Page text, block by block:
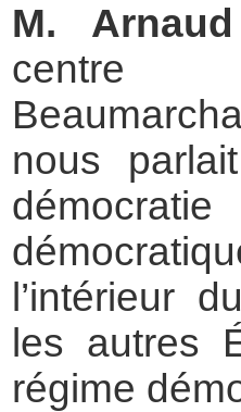
M.
centre
nous
l’intérieur
les autres
régime